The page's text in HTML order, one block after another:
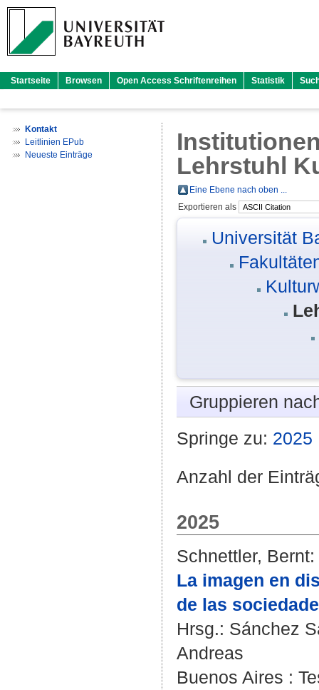
Startseite Browsen Open Access Schriftenreihen Statistik
Kontakt
Leitlinien EPub
Neueste Einträge
Lehrstuhl
Eine Ebene nach oben ...
Exportieren als
Universität
Gruppieren
Springe zu: 2025
Anzahl der
2025
Schnettler, Bernt:
La imagen en
de las
Hrsg.: Sánchez
Andreas
Buenos Aires :